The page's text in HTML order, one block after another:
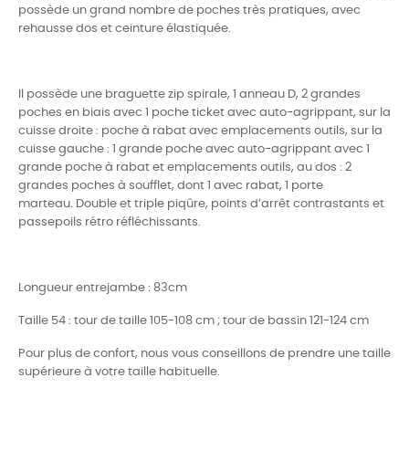
possède un grand nombre de poches très pratiques, avec
rehausse dos et ceinture élastiquée.
Il possède une braguette zip spirale, 1 anneau D, 2 grandes
poches en biais avec 1 poche ticket avec auto-agrippant, sur la
cuisse droite : poche à rabat avec emplacements outils, sur la
cuisse gauche : 1 grande poche avec auto-agrippant avec 1
grande poche à rabat et emplacements outils, au dos : 2
grandes poches à soufflet, dont 1 avec rabat, 1 porte
marteau. Double et triple piqûre, points d’arrêt contrastants et
passepoils rétro réfléchissants.
Longueur entrejambe : 83cm
Taille 54 : tour de taille 105-108 cm ; tour de bassin 121-124 cm
Pour plus de confort, nous vous conseillons de prendre une taille
supérieure à votre taille habituelle.